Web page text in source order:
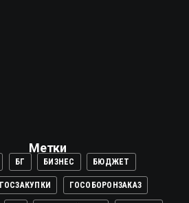
Метки
БГ БИЗНЕС БЮДЖЕТ
ГОСЗАКУПКИ ГОСОБОРОНЗАКАЗ